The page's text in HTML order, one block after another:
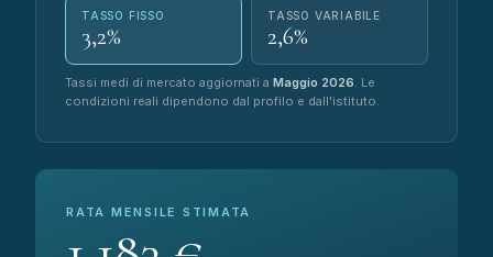
TASSO FISSO
3,2%
TASSO VARIABILE
2,6%
Tassi medi di mercato aggiornati a Maggio 2026 . Le
condizioni reali dipendono dal profilo e dall'istituto.
RATA MENSILE STIMATA